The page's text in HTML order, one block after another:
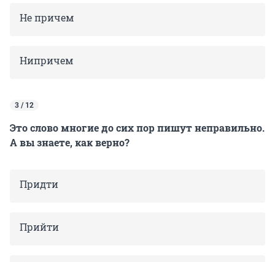
Не причем
Нипричем
3 / 12
Это слово многие до сих пор пишут неправильно.
А вы знаете, как верно?
Придти
Прийти